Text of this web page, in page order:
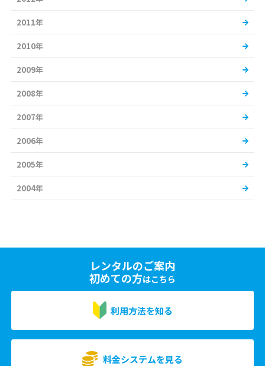
2011年
2010年
2009年
2008年
2007年
2006年
2005年
2004年
レンタルのご案内
初めての方はこちら
利用方法を知る
料金システムを見る